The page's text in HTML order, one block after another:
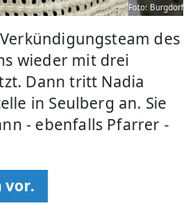
Foto: Burgdorf
des
wieder mit drei
Dann tritt Nadia
in Seulberg an. Sie
- ebenfalls Pfarrer -
vor.